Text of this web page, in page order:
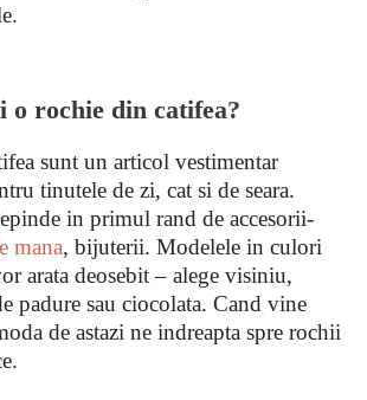
o rochie din catifea?
sunt un articol vestimentar
tinutele de zi, cat si de seara.
in primul rand de accesorii-
mana, bijuterii. Modelele in culori
arata deosebit – alege visiniu,
padure sau ciocolata. Cand vine
de astazi ne indreapta spre rochii